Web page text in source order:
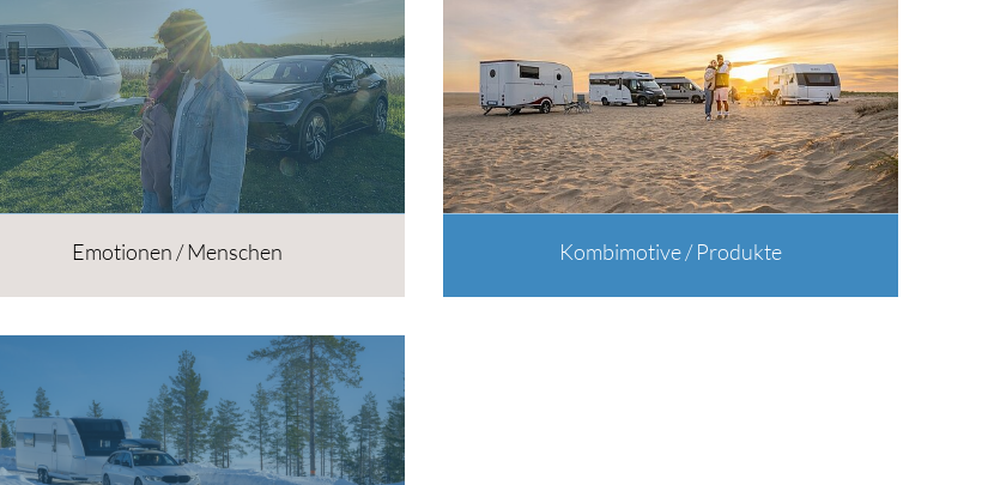
Emotionen / Menschen Kombimotive / Produkte